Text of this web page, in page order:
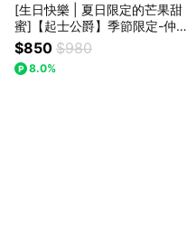
[生日快樂 | 夏日限定的芒果甜
蜜]【起士公爵】季節限定-仲夏
芒果巴斯克 6吋
$850 $980
8.0%